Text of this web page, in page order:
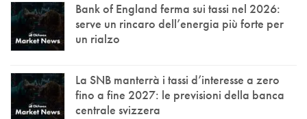
Bank of England ferma sui tassi nel 2026:
serve un rincaro dell’energia più forte per
un rialzo
La SNB manterrà i tassi d’interesse a zero
fino a fine 2027: le previsioni della banca
centrale svizzera